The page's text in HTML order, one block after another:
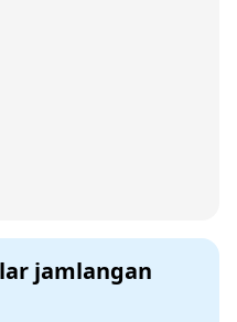
jamlangan